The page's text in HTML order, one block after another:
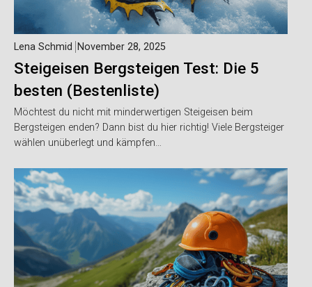
Steigeisen Bergsteigen Test: Die 5
besten (Bestenliste)
Lena Schmid November 28, 2025
Möchtest du nicht mit minderwertigen Steigeisen beim
Bergsteigen enden? Dann bist du hier richtig! Viele Bergsteiger
wählen unüberlegt und kämpfen…